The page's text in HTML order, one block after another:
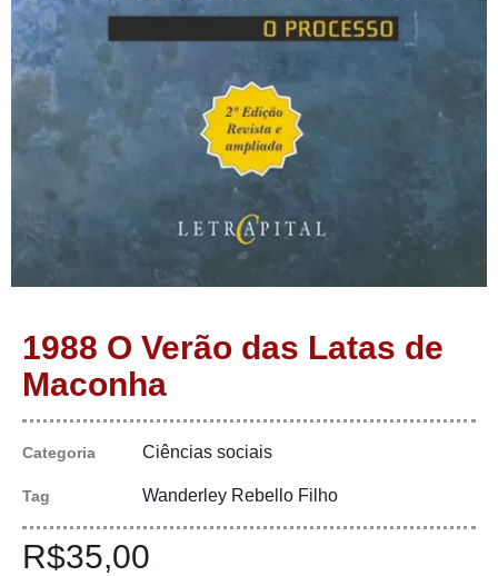
1988 O Verão das Latas de
Maconha
Categoria Ciências sociais
Tag Wanderley Rebello Filho
R$35,00